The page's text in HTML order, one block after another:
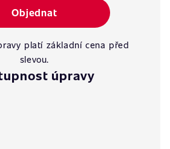
Objednat
platí základní cena před
slevou.
úpravy